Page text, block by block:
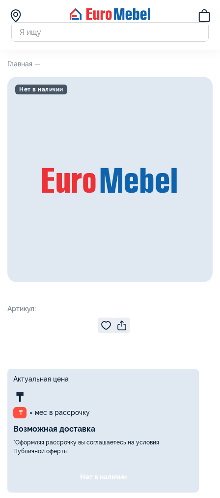
Главная —
Артикул:
Нет в наличии
Актуальная цена
₸
₸ × мес в рассрочку
Возможная доставка
*Оформляя рассрочку вы соглашаетесь на условия
Публичной оферты
Нет в наличии